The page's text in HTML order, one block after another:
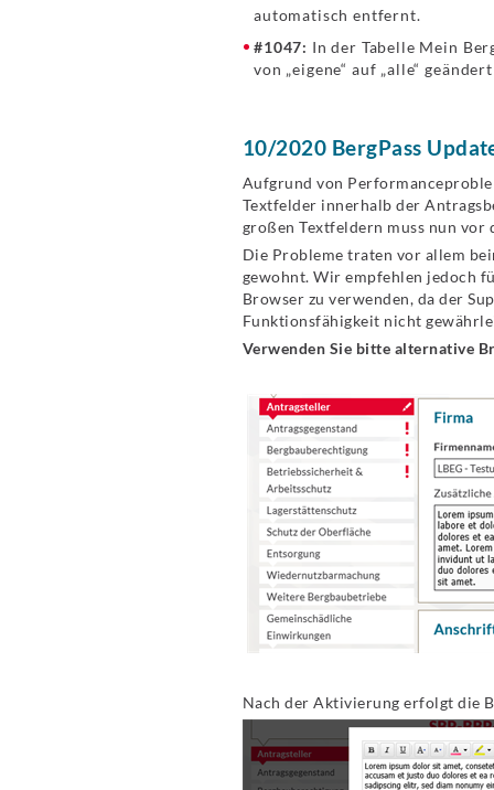
automatisch entfernt.
#1047: In der Tabelle Mein
von „eigene“ auf „alle“
10/2020 BergPass
Aufgrund von
Textfelder innerhalb der
großen Textfeldern muss nun
Die Probleme traten vor allem
gewohnt. Wir empfehlen jedoch
Browser zu verwenden, da der
Funktionsfähigkeit nicht
Verwenden Sie bitte alternative
Nach der Aktivierung erfolgt die